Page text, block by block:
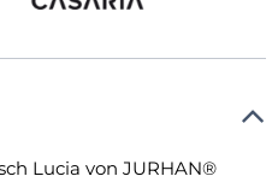
Lucia von JURHAN®